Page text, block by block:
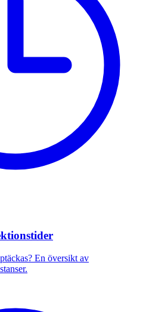
En översikt av